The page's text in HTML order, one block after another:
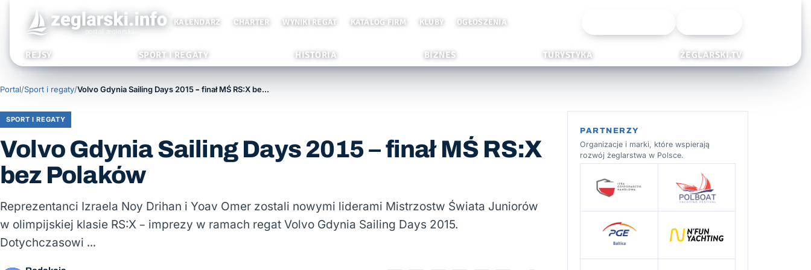
KALENDARZ CHARTER WYNIKI REGAT KATALOG FIRM KLUBY OGŁOSZENIA
REJSY SPORT I REGATY HISTORIA BIZNES TURYSTYKA ŻEGLARSKI.TV
Portal/Sport i regaty/ Volvo Gdynia Sailing Days 2015 – finał MŚ RS:X bez Polaków
SPORT I REGATY
Volvo Gdynia Sailing Days 2015 – finał MŚ RS:X
bez Polaków
Reprezentanci Izraela Noy Drihan i Yoav Omer zostali nowymi liderami Mistrzostw Świata Juniorów
w olimpijskiej klasie RS:X – imprezy w ramach regat Volvo Gdynia Sailing Days 2015.
Dotychczasowi …
PARTNERZY
Organizacje i marki, które wspierają
rozwój żeglarstwa w Polsce.